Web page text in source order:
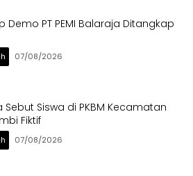
Demo PT PEMI Balaraja Ditangkap
07/08/2026
Sebut Siswa di PKBM Kecamatan
Fiktif
07/08/2026